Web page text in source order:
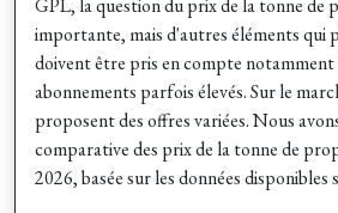
GPL, la question du prix de la tonne de
importante, mais d'autres éléments qui
doivent être pris en compte
abonnements parfois élevés. Sur le
proposent des offres variées. Nous
comparative des prix de la tonne de
2026, basée sur les données disponibles